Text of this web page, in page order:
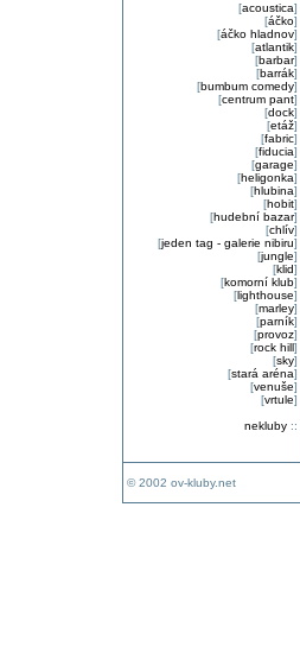
[acoustica]
[áčko]
[áčko hladnov]
[atlantik]
[barbar]
[barrák]
[bumbum comedy]
[centrum pant]
[dock]
[etáž]
[fabric]
[fiducia]
[garage]
[heligonka]
[hlubina]
[hobit]
[hudební bazar]
[chlív]
[jeden tag - galerie nibiru]
[jungle]
[klid]
[komorní klub]
[lighthouse]
[marley]
[parník]
[provoz]
[rock hill]
[sky]
[stará aréna]
[venuše]
[vrtule]
nekluby::
© 2002 ov-kluby.net